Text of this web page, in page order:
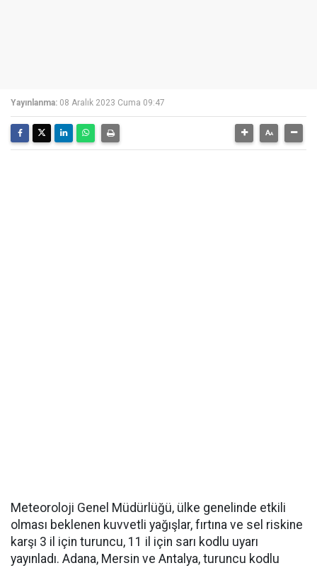
Yayınlanma: 08 Aralık 2023 Cuma 09:47
Meteoroloji Genel Müdürlüğü, ülke genelinde etkili
olması beklenen kuvvetli yağışlar, fırtına ve sel riskine
karşı 3 il için turuncu, 11 il için sarı kodlu uyarı
yayınladı. Adana, Mersin ve Antalya, turuncu kodlu